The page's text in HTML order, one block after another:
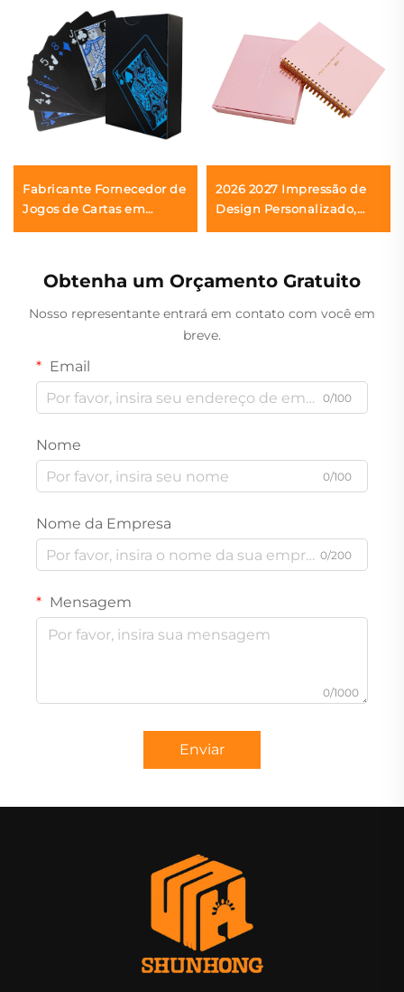
Fabricante Fornecedor de
Jogos de Cartas em
Embalagem Impressa
para Adultos Casais
2026 2027 Impressão de
Design Personalizado,
Diário, Planejador de
Metas Diárias com Espiral
Obtenha um Orçamento Gratuito
Nosso representante entrará em contato com você em
breve.
Email
0/100
Nome
0/100
Nome da Empresa
0/200
Mensagem
0/1000
Enviar